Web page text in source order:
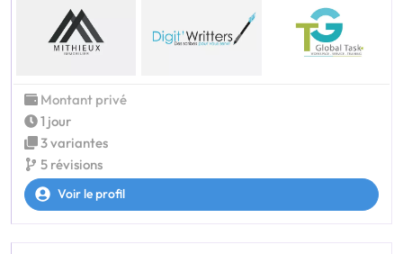
Montant privé
1 jour
3 variantes
5 révisions
Voir le profil